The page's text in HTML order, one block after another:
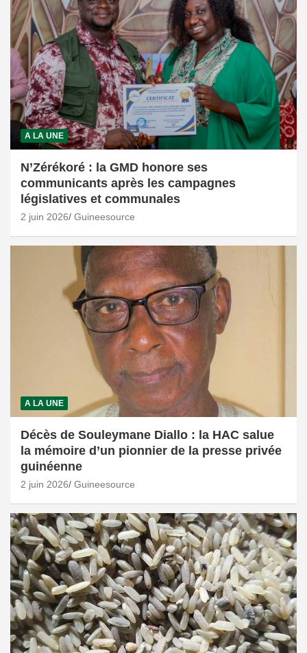
A LA UNE
N’Zérékoré : la GMD honore ses
communicants après les campagnes
législatives et communales
2 juin 2026 Guineesource
A LA UNE
Décès de Souleymane Diallo : la HAC salue
la mémoire d’un pionnier de la presse privée
guinéenne
2 juin 2026 Guineesource